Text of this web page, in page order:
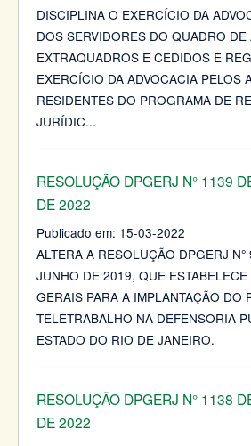
DISCIPLINA O EXERCÍCIO DA
DOS SERVIDORES DO QUADRO DE
EXTRAQUADROS E CEDIDOS E
EXERCÍCIO DA ADVOCACIA PELOS
RESIDENTES DO PROGRAMA DE
JURÍDIC...
RESOLUÇÃO DPGERJ N° 1139
DE 2022
Publicado em: 15-03-2022
ALTERA A RESOLUÇÃO DPGERJ
JUNHO DE 2019, QUE
GERAIS PARA A IMPLANTAÇÃO DO
TELETRABALHO NA DEFENSORIA
ESTADO DO RIO DE JANEIRO.
RESOLUÇÃO DPGERJ N° 1138
DE 2022